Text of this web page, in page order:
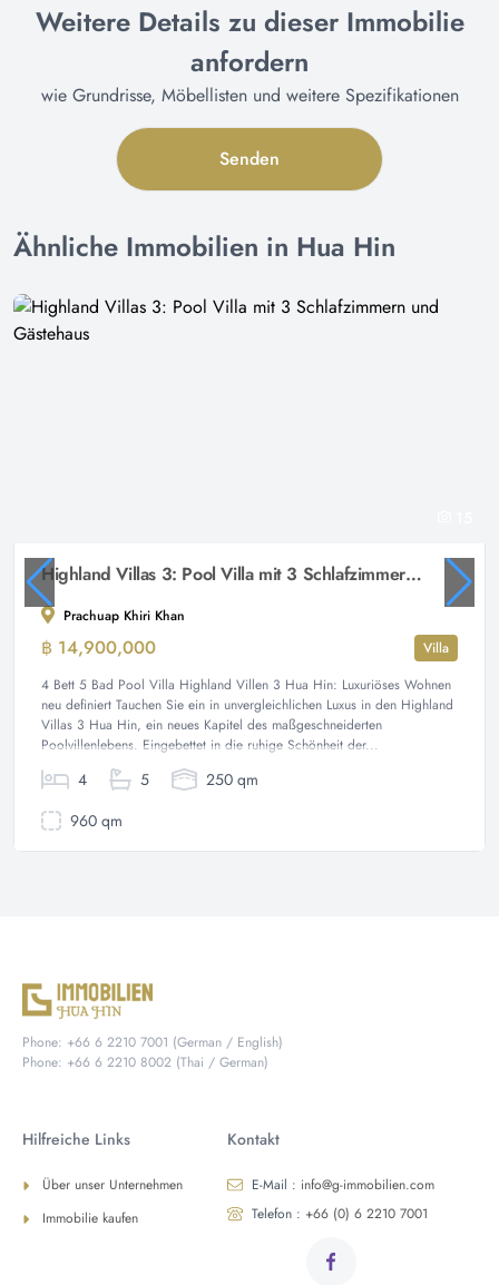
Weitere Details zu dieser Immobilie
anfordern
wie Grundrisse, Möbellisten und weitere Spezifikationen
Senden
Ähnliche Immobilien in Hua Hin
Highland Villas 3: Pool Villa mit 3 Schlafzimmern und Gästehaus
Prachuap Khiri Khan
฿ 14,900,000
Villa
4 Bett 5 Bad Pool Villa Highland Villen 3 Hua Hin: Luxuriöses Wohnen
neu definiert Tauchen Sie ein in unvergleichlichen Luxus in den Highland
Villas 3 Hua Hin, ein neues Kapitel des maßgeschneiderten
Poolvillenlebens. Eingebettet in die ruhige Schönheit der...
4 5
250 qm
960 qm
Phone: +66 6 2210 7001 (German / English)
Phone: +66 6 2210 8002 (Thai / German)
Hilfreiche Links
Über unser Unternehmen
Immobilie kaufen
Kontakt
E-Mail : info@g-immobilien.com
Telefon : +66 (0) 6 2210 7001